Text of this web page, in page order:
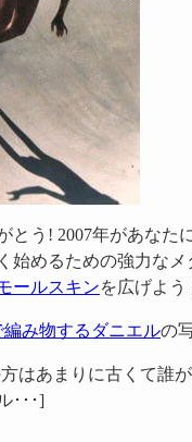
とう! 2007年があなた
始めるための強力な
ールスキンを広げよう
編み物するダニエルの
はあまりに古くて誰
･･･]